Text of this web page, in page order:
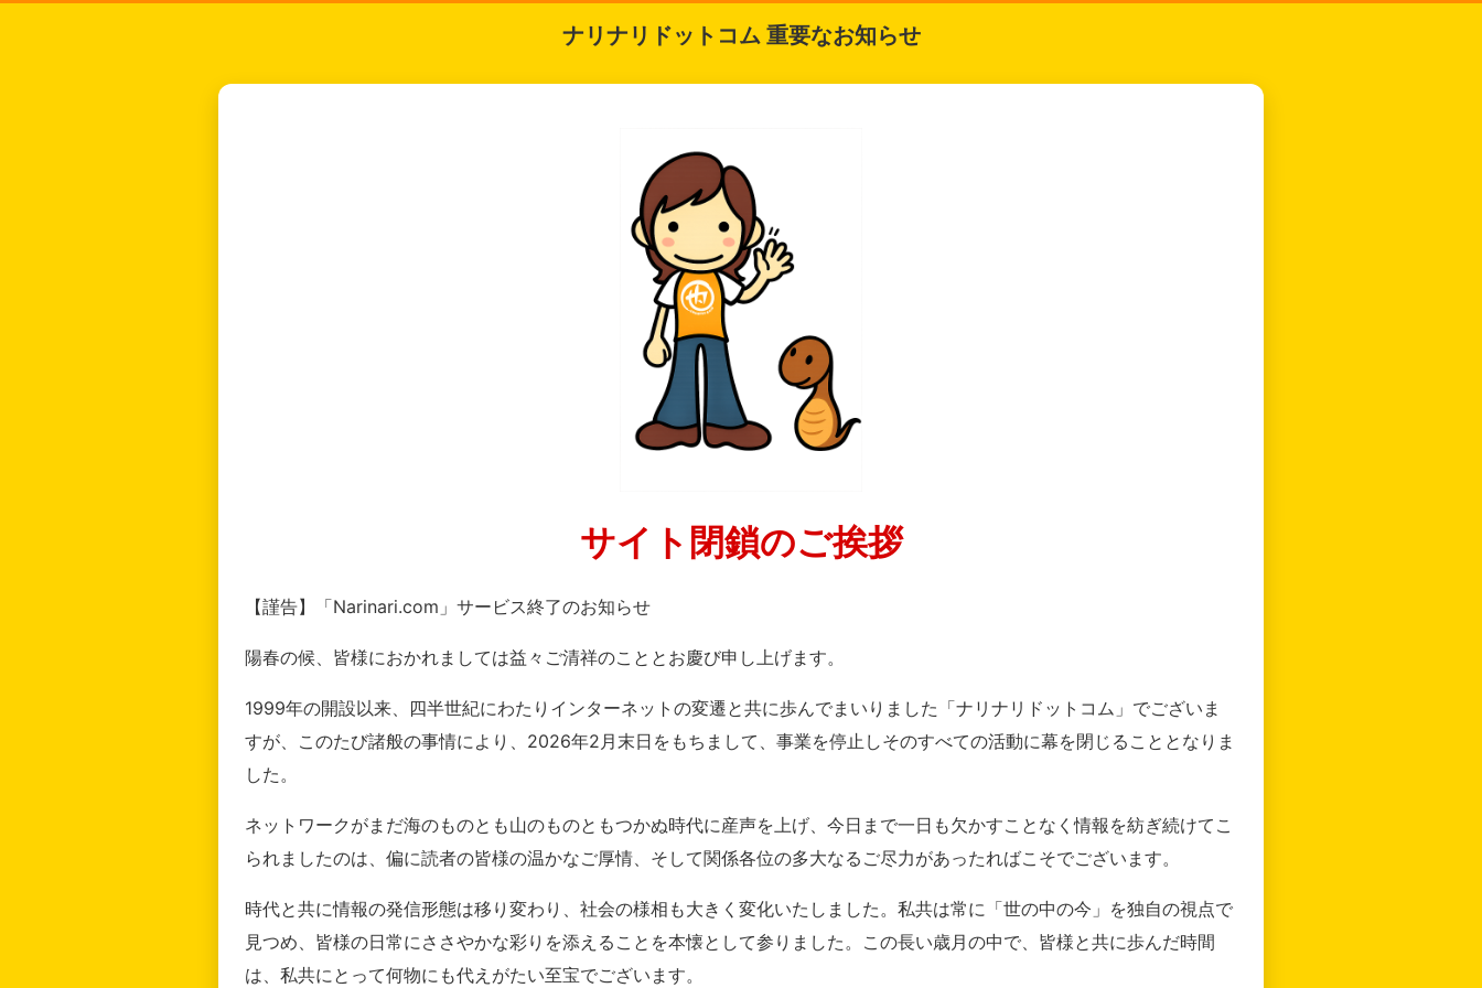
ナリナリドットコム 重要なお知らせ
サイト閉鎖のご挨拶
【謹告】「Narinari.com」サービス終了のお知らせ
陽春の候、皆様におかれましては益々ご清祥のこととお慶び申し上げます。
1999年の開設以来、四半世紀にわたりインターネットの変遷と共に歩んでまいりました「ナリナリドットコム」でございま
すが、このたび諸般の事情により、2026年2月末日をもちまして、事業を停止しそのすべての活動に幕を閉じることとなりま
した。
ネットワークがまだ海のものとも山のものともつかぬ時代に産声を上げ、今日まで一日も欠かすことなく情報を紡ぎ続けてこ
られましたのは、偏に読者の皆様の温かなご厚情、そして関係各位の多大なるご尽力があったればこそでございます。
時代と共に情報の発信形態は移り変わり、社会の様相も大きく変化いたしました。私共は常に「世の中の今」を独自の視点で
見つめ、皆様の日常にささやかな彩りを添えることを本懐として参りました。この長い歳月の中で、皆様と共に歩んだ時間
は、私共にとって何物にも代えがたい至宝でございます。